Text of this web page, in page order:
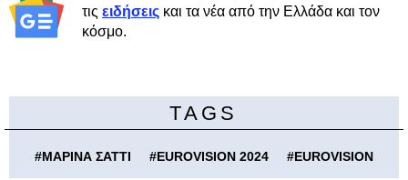
τις ειδήσεις και τα νέα από την Ελλάδα και τον
κόσμο.
TAGS
#ΜΑΡΙΝΑ ΣΑΤΤΙ #EUROVISION 2024 #EUROVISION